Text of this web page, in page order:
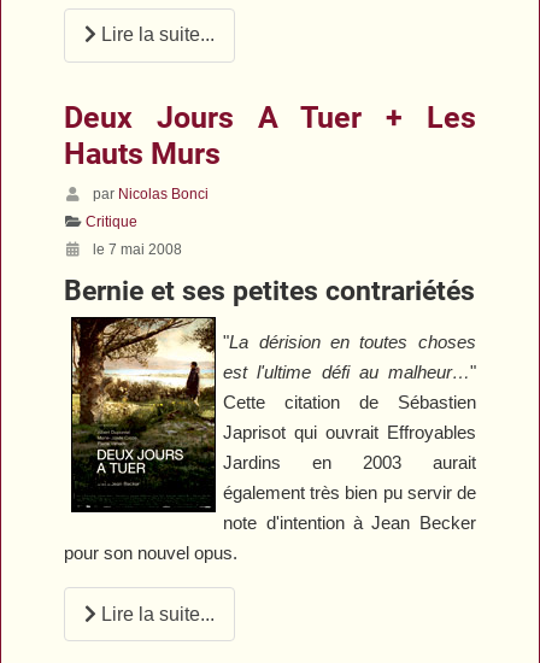
Lire la suite...
Deux Jours A Tuer + Les
Hauts Murs
par Nicolas Bonci
Critique
le 7 mai 2008
Bernie et ses petites contrariétés
"La dérision en toutes choses
est l'ultime défi au malheur…"
Cette citation de Sébastien
Japrisot qui ouvrait Effroyables
Jardins en 2003 aurait
également très bien pu servir de
note d'intention à Jean Becker
pour son nouvel opus.
Lire la suite...